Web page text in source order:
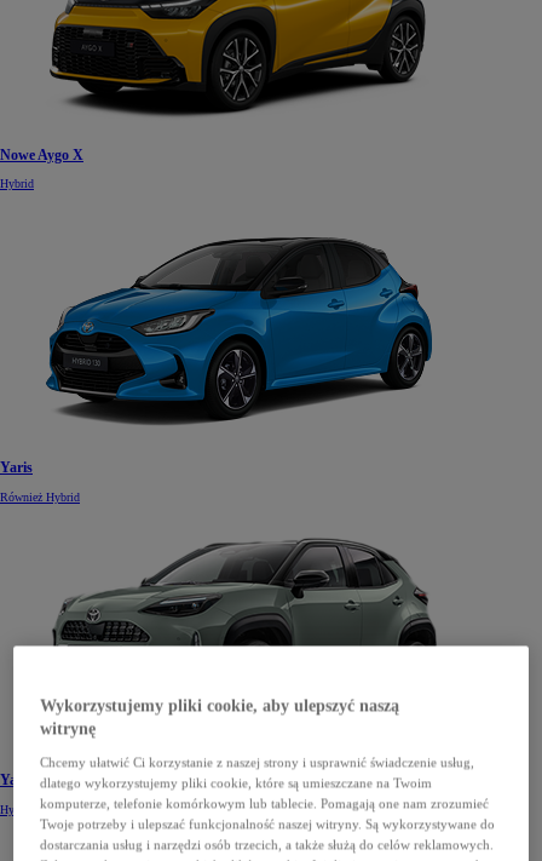
Nowe Aygo X
Hybrid
Yaris
Również Hybrid
Yaris Cross
Hybrid
Wykorzystujemy pliki cookie, aby ulepszyć naszą
witrynę
Chcemy ułatwić Ci korzystanie z naszej strony i usprawnić świadczenie usług,
dlatego wykorzystujemy pliki cookie, które są umieszczane na Twoim
komputerze, telefonie komórkowym lub tablecie. Pomagają one nam zrozumieć
Twoje potrzeby i ulepszać funkcjonalność naszej witryny. Są wykorzystywane do
dostarczania usług i narzędzi osób trzecich, a także służą do celów reklamowych.